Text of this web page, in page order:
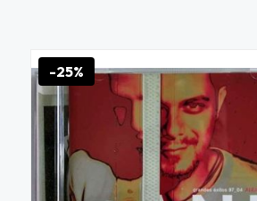
sobre
JUGAR
-25%